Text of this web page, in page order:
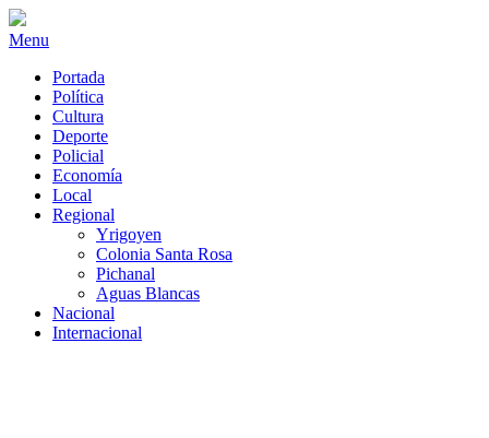
Menu
Portada
Política
Cultura
Deporte
Policial
Economía
Local
Regional
Yrigoyen
Colonia Santa Rosa
Pichanal
Aguas Blancas
Nacional
Internacional